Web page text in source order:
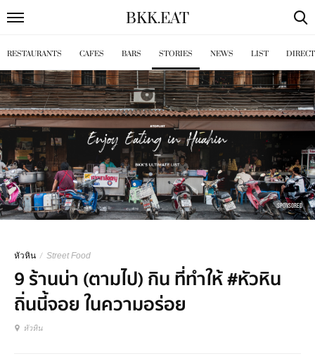
BKK.EAT
RESTAURANTS CAFES BARS STORIES NEWS LIST
SPONSORED
หัวหิน / Street Food
9 ร้านน่า (ตามไป) กิน ที่ทำให้ #หัวหิน
ถิ่นนี้จอย ในความอร่อย
หัวหิน